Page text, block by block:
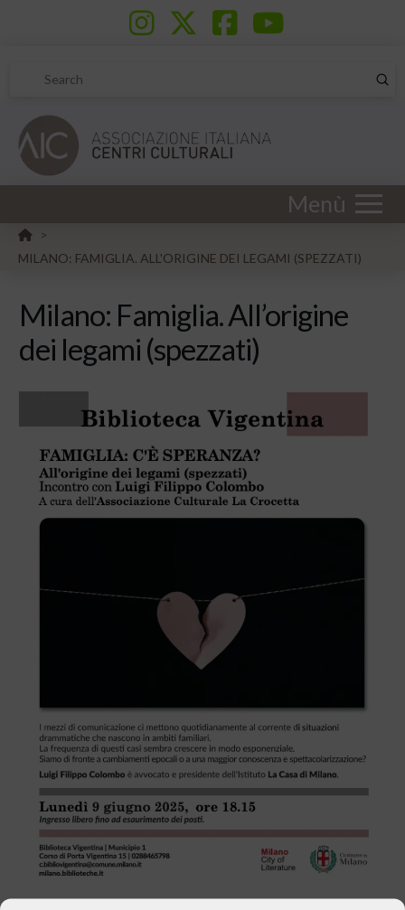
Search
Menù
HOME
>
MILANO: FAMIGLIA. ALL'ORIGINE DEI LEGAMI (SPEZZATI)
Milano: Famiglia. All’origine
dei legami (spezzati)